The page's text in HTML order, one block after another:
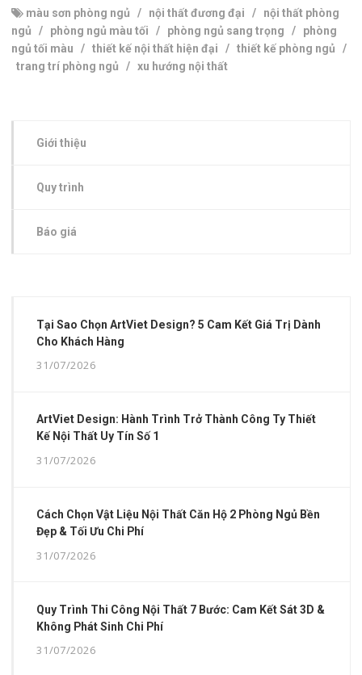
màu sơn phòng ngủ / nội thất đương đại / nội thất phòng
ngủ / phòng ngủ màu tối / phòng ngủ sang trọng / phòng
ngủ tối màu /thiết kế nội thất hiện đại /thiết kế phòng ngủ /
trang trí phòng ngủ /xu hướng nội thất
Giới thiệu
Quy trình
Báo giá
Tại Sao Chọn ArtViet Design? 5 Cam Kết Giá Trị Dành
Cho Khách Hàng
31/07/2026
ArtViet Design: Hành Trình Trở Thành Công Ty Thiết
Kế Nội Thất Uy Tín Số 1
31/07/2026
Cách Chọn Vật Liệu Nội Thất Căn Hộ 2 Phòng Ngủ Bền
Đẹp & Tối Ưu Chi Phí
31/07/2026
Quy Trình Thi Công Nội Thất 7 Bước: Cam Kết Sát 3D &
Không Phát Sinh Chi Phí
31/07/2026